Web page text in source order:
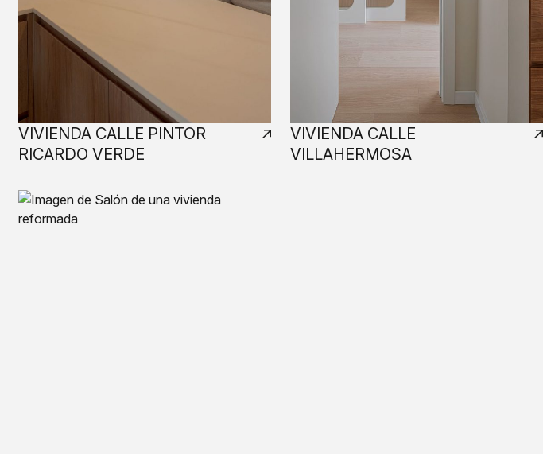
VIVIENDA CALLE PINTOR
RICARDO VERDE
VIVIENDA CALLE
VILLAHERMOSA